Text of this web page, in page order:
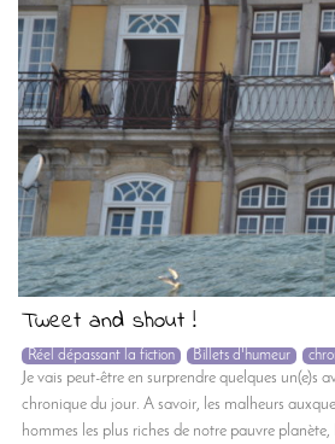
Tweet and shout !
Réel dépassant la fiction Billets d'humeur
Je vais peut-être en surprendre quelques un(e)s
chronique du jour. A savoir, les malheurs
hommes les plus riches de notre pauvre